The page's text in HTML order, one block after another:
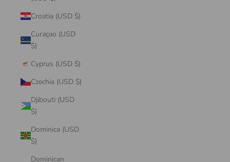
Croatia (USD $)
Curaçao (USD
$)
Cyprus (USD $)
Czechia (USD $)
Djibouti (USD
$)
Dominica (USD
$)
Dominican